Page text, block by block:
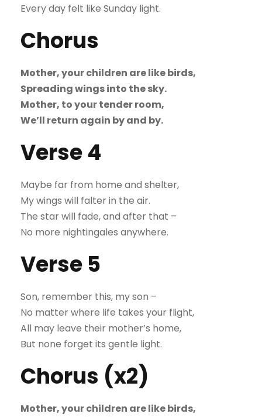
Every day felt like Sunday light.
Chorus
Mother, your children are like birds,
Spreading wings into the sky.
Mother, to your tender room,
We’ll return again by and by.
Verse 4
Maybe far from home and shelter,
My wings will falter in the air.
The star will fade, and after that –
No more nightingales anywhere.
Verse 5
Son, remember this, my son –
No matter where life takes your flight,
All may leave their mother’s home,
But none forget its gentle light.
Chorus (x2)
Mother, your children are like birds,